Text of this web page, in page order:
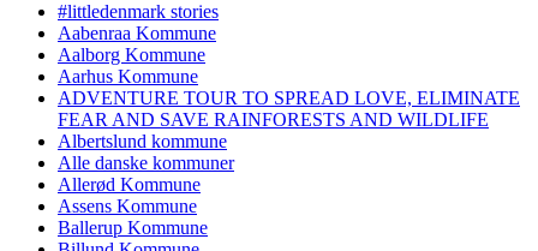
#littledenmark stories
Aabenraa Kommune
Aalborg Kommune
Aarhus Kommune
ADVENTURE TOUR TO SPREAD LOVE, ELIMINATE
FEAR AND SAVE RAINFORESTS AND WILDLIFE
Albertslund kommune
Alle danske kommuner
Allerød Kommune
Assens Kommune
Ballerup Kommune